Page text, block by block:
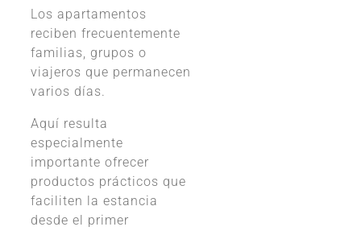
Los apartamentos
reciben frecuentemente
familias, grupos o
viajeros que permanecen
varios días.
Aquí resulta
especialmente
importante ofrecer
productos prácticos que
faciliten la estancia
desde el primer